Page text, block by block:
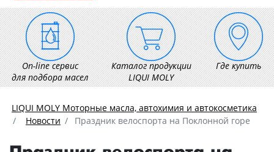
On-line сервис
для подбора масел
Каталог продукции
LIQUI MOLY
Где купить
LIQUI MOLY Моторные масла, автохимия и автокосметика
Новости
Праздник велоспорта на Поклонной горе